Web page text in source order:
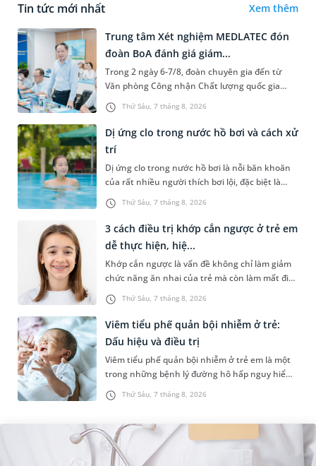
Tin tức mới nhất Xem thêm
Thứ Sáu, 7 tháng 8, 2026
Trung tâm Xét nghiệm MEDLATEC đón
đoàn BoA đánh giá giám...
Trong 2 ngày 6-7/8, đoàn chuyên gia đến từ
Văn phòng Công nhận Chất lượng quốc gia
(BoA) đã ghi nhận và đánh giá cao nỗ lực duy trì
hệ thống quản lý chất lượ...
Thứ Sáu, 7 tháng 8, 2026
Dị ứng clo trong nước hồ bơi và cách xử
trí
Dị ứng clo trong nước hồ bơi là nỗi băn khoăn
của rất nhiều người thích bơi lội, đặc biệt là
những trường hợp thường xuyên bơi ở những
hồ bơi nhân tạo. Bài v...
Thứ Sáu, 7 tháng 8, 2026
3 cách điều trị khớp cắn ngược ở trẻ em
dễ thực hiện, hiệ...
Khớp cắn ngược là vấn đề không chỉ làm giảm
chức năng ăn nhai của trẻ mà còn làm mất đi
sự cân đối của khuôn mặt. Do đó, cần khắc
phục sớm tình trạng này để...
Thứ Sáu, 7 tháng 8, 2026
Viêm tiểu phế quản bội nhiễm ở trẻ:
Dấu hiệu và điều trị
Viêm tiểu phế quản bội nhiễm ở trẻ em là một
trong những bệnh lý đường hô hấp nguy hiểm,
thường bùng phát vào thời điểm giao mùa. Khi
những tổn thương ban đầ...